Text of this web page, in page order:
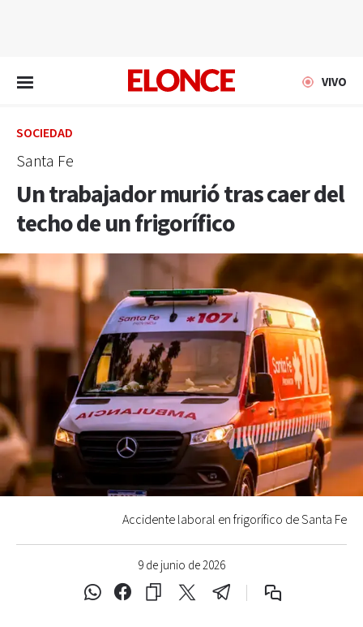
VIVO
SOCIEDAD
Santa Fe
Un trabajador murió tras caer del
techo de un frigorífico
9 de junio de 2026
Accidente laboral en frigorífico de Santa Fe